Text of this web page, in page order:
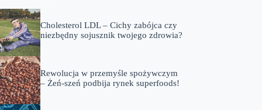
Cholesterol LDL – Cichy zabójca czy
niezbędny sojusznik twojego zdrowia?
Rewolucja w przemyśle spożywczym
– Żeń-szeń podbija rynek superfoods!